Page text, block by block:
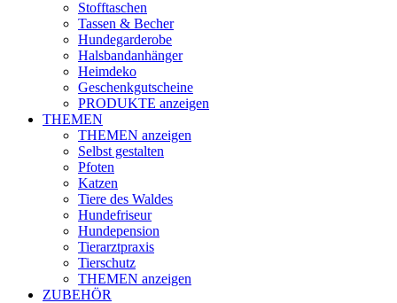
Stofftaschen
Tassen & Becher
Hundegarderobe
Halsbandanhänger
Heimdeko
Geschenkgutscheine
PRODUKTE anzeigen
THEMEN
THEMEN anzeigen
Selbst gestalten
Pfoten
Katzen
Tiere des Waldes
Hundefriseur
Hundepension
Tierarztpraxis
Tierschutz
THEMEN anzeigen
ZUBEHÖR